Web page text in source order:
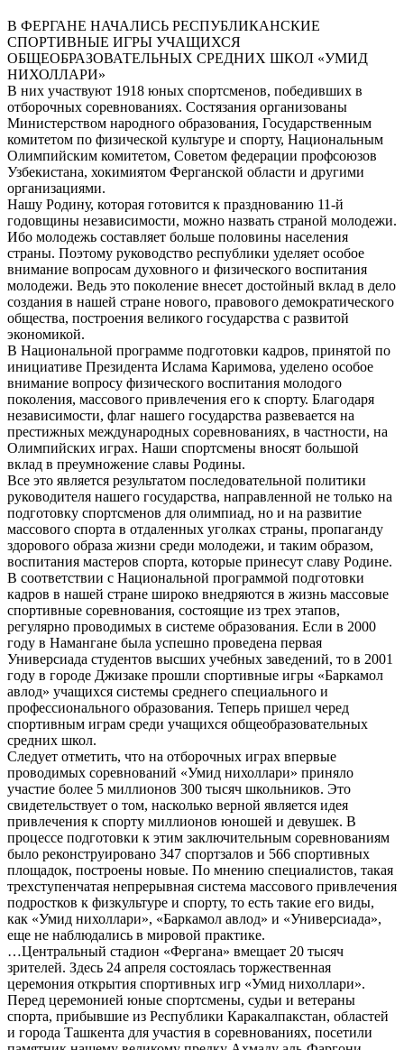
В ФЕРГАНЕ НАЧАЛИСЬ РЕСПУБЛИКАНСКИЕ
СПОРТИВНЫЕ ИГРЫ УЧАЩИХСЯ
ОБЩЕОБРАЗОВАТЕЛЬНЫХ СРЕДНИХ ШКОЛ «УМИД
НИХОЛЛАРИ»
В них участвуют 1918 юных спортсменов, победивших в
отборочных соревнованиях. Состязания организованы
Министерством народного образования, Государственным
комитетом по физической культуре и спорту, Национальным
Олимпийским комитетом, Советом федерации профсоюзов
Узбекистана, хокимиятом Ферганской области и другими
организациями.
Нашу Родину, которая готовится к празднованию 11-й
годовщины независимости, можно назвать страной молодежи.
Ибо молодежь составляет больше половины населения
страны. Поэтому руководство республики уделяет особое
внимание вопросам духовного и физического воспитания
молодежи. Ведь это поколение внесет достойный вклад в дело
создания в нашей стране нового, правового демократического
общества, построения великого государства с развитой
экономикой.
В Национальной программе подготовки кадров, принятой по
инициативе Президента Ислама Каримова, уделено особое
внимание вопросу физического воспитания молодого
поколения, массового привлечения его к спорту. Благодаря
независимости, флаг нашего государства развевается на
престижных международных соревнованиях, в частности, на
Олимпийских играх. Наши спортсмены вносят большой
вклад в преумножение славы Родины.
Все это является результатом последовательной политики
руководителя нашего государства, направленной не только на
подготовку спортсменов для олимпиад, но и на развитие
массового спорта в отдаленных уголках страны, пропаганду
здорового образа жизни среди молодежи, и таким образом,
воспитания мастеров спорта, которые принесут славу Родине.
В соответствии с Национальной программой подготовки
кадров в нашей стране широко внедряются в жизнь массовые
спортивные соревнования, состоящие из трех этапов,
регулярно проводимых в системе образования. Если в 2000
году в Намангане была успешно проведена первая
Универсиада студентов высших учебных заведений, то в 2001
году в городе Джизаке прошли спортивные игры «Баркамол
авлод» учащихся системы среднего специального и
профессионального образования. Теперь пришел черед
спортивным играм среди учащихся общеобразовательных
средних школ.
Следует отметить, что на отборочных играх впервые
проводимых соревнований «Умид нихоллари» приняло
участие более 5 миллионов 300 тысяч школьников. Это
свидетельствует о том, насколько верной является идея
привлечения к спорту миллионов юношей и девушек. В
процессе подготовки к этим заключительным соревнованиям
было реконструировано 347 спортзалов и 566 спортивных
площадок, построены новые. По мнению специалистов, такая
трехступенчатая непрерывная система массового привлечения
подростков к физкультуре и спорту, то есть такие его виды,
как «Умид нихоллари», «Баркамол авлод» и «Универсиада»,
еще не наблюдались в мировой практике.
…Центральный стадион «Фергана» вмещает 20 тысяч
зрителей. Здесь 24 апреля состоялась торжественная
церемония открытия спортивных игр «Умид нихоллари».
Перед церемонией юные спортсмены, судьи и ветераны
спорта, прибывшие из Республики Каракалпакстан, областей
и города Ташкента для участия в соревнованиях, посетили